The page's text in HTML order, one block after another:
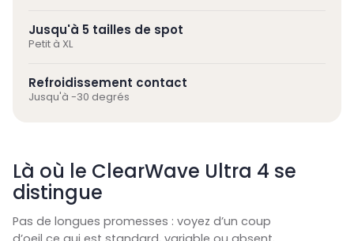
Jusqu'à 5 tailles de spot
Petit à XL
Refroidissement contact
Jusqu'à -30 degrés
Là où le ClearWave Ultra 4 se
distingue
Pas de longues promesses : voyez d’un coup